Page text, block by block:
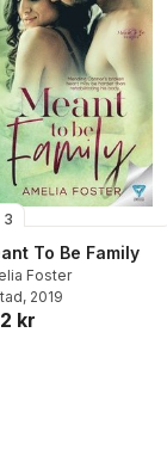
3
To Be Family
Foster
, 2019
kr